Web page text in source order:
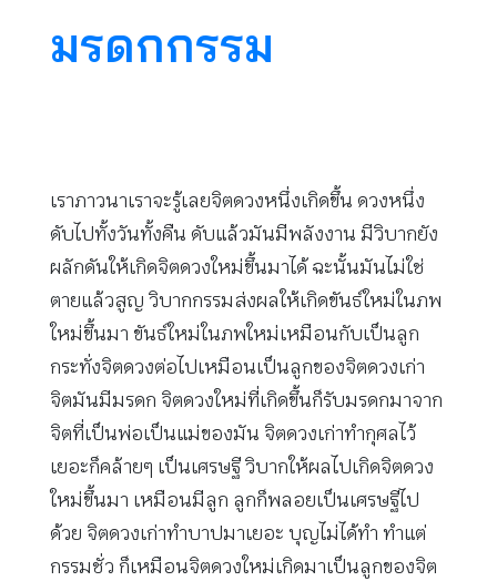
มรดกกรรม
เราภาวนาเราจะรู้เลยจิตดวงหนึ่งเกิดขึ้น ดวงหนึ่ง
ดับไปทั้งวันทั้งคืน ดับแล้วมันมีพลังงาน มีวิบากยัง
ผลักดันให้เกิดจิตดวงใหม่ขึ้นมาได้ ฉะนั้นมันไม่ใช่
ตายแล้วสูญ วิบากกรรมส่งผลให้เกิดขันธ์ใหม่ในภพ
ใหม่ขึ้นมา ขันธ์ใหม่ในภพใหม่เหมือนกับเป็นลูก
กระทั่งจิตดวงต่อไปเหมือนเป็นลูกของจิตดวงเก่า
จิตมันมีมรดก จิตดวงใหม่ที่เกิดขึ้นก็รับมรดกมาจาก
จิตที่เป็นพ่อเป็นแม่ของมัน จิตดวงเก่าทำกุศลไว้
เยอะก็คล้ายๆ เป็นเศรษฐี วิบากให้ผลไปเกิดจิตดวง
ใหม่ขึ้นมา เหมือนมีลูก ลูกก็พลอยเป็นเศรษฐีไป
ด้วย จิตดวงเก่าทำบาปมาเยอะ บุญไม่ได้ทำ ทำแต่
กรรมชั่ว ก็เหมือนจิตดวงใหม่เกิดมาเป็นลูกของจิต